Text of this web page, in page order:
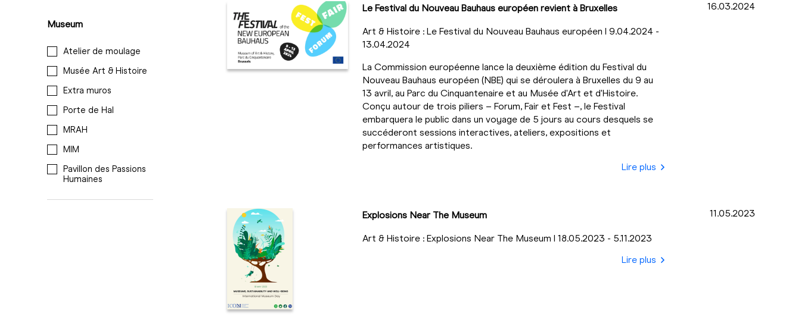
Museum
Atelier de moulage
Musée Art & Histoire
Extra muros
Porte de Hal
MRAH
MIM
Pavillon des Passions
Humaines
Le Festival du Nouveau Bauhaus européen revient à Bruxelles
Art & Histoire : Le Festival du Nouveau Bauhaus européen I 9.04.2024 -
13.04.2024
La Commission européenne lance la deuxième édition du Festival du
Nouveau Bauhaus européen (NBE) qui se déroulera à Bruxelles du 9 au
13 avril, au Parc du Cinquantenaire et au Musée d'Art et d'Histoire.
Conçu autour de trois piliers – Forum, Fair et Fest –, le Festival
embarquera le public dans un voyage de 5 jours au cours desquels se
succéderont sessions interactives, ateliers, expositions et
performances artistiques.
Lire plus
16.03.2024
Explosions Near The Museum
Art & Histoire : Explosions Near The Museum I 18.05.2023 - 5.11.2023
Lire plus
11.05.2023